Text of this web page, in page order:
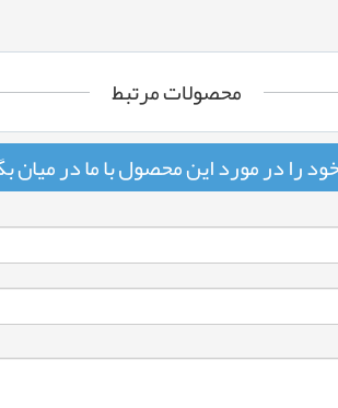
محصولات مرتبط
را در مورد این محصول با ما در میان